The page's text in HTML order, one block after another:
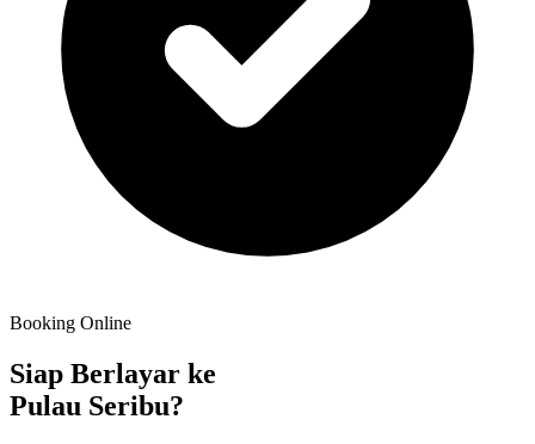
Booking Online
Siap Berlayar ke
Pulau Seribu?